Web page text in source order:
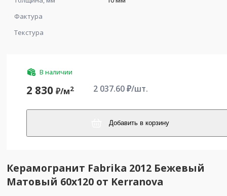
Фактура
Текстура
В наличии
2 830 ₽/м2 2 037.60₽/шт.
Добавить в корзину
Керамогранит Fabrika 2012 Бежевый
Матовый 60х120 от Kerranova